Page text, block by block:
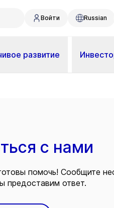
Войти Russian
развитие
с нами
помочь! Сообщите
предоставим ответ.